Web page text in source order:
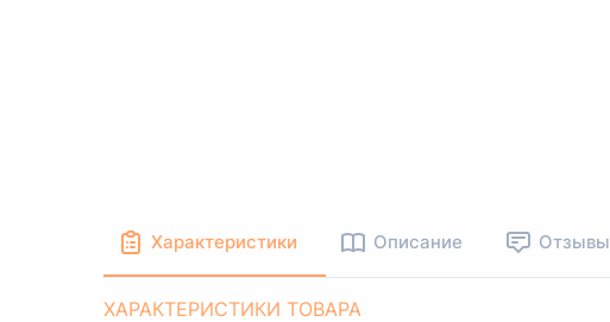
Характеристики Описание Отзывы
ХАРАКТЕРИСТИКИ ТОВАРА